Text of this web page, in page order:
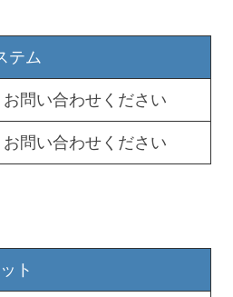
テム
お問い合わせください
お問い合わせください
ト